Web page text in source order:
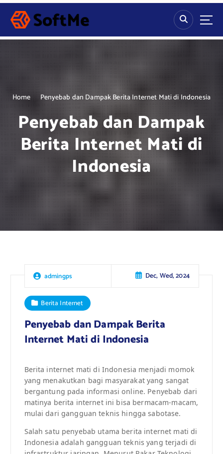
S
p
Home Penyebab dan Dampak Berita Internet Mati di Indonesia
Penyebab dan Dampak
Berita Internet Mati di
Indonesia
admingps Dec, Wed, 2024
Berita Internet
Penyebab dan Dampak Berita
Internet Mati di Indonesia
Berita internet mati di Indonesia menjadi momok
yang menakutkan bagi masyarakat yang sangat
bergantung pada informasi online. Penyebab dari
matinya berita internet ini bisa bermacam-macam,
mulai dari gangguan teknis hingga sabotase.
Salah satu penyebab utama berita internet mati di
Indonesia adalah gangguan teknis yang terjadi di